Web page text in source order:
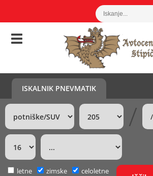
ISKALNIK PNEVMATIK
/
letne zimske
celoletne